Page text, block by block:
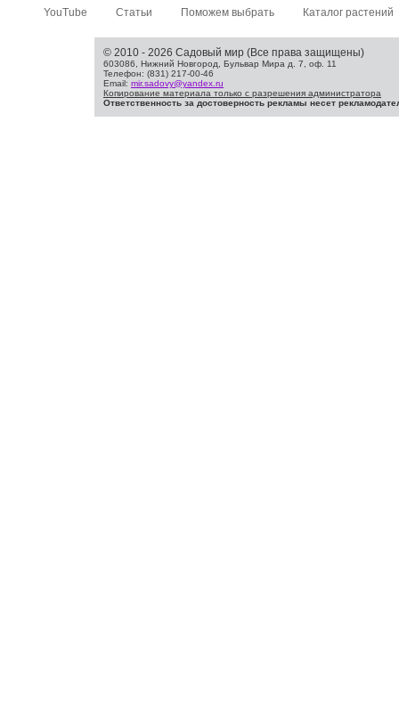
YouTube Статьи Поможем выбрать Каталог растений
© 2010 - 2026 Садовый мир (Все права защищены)
603086, Нижний Новгород, Бульвар Мира д. 7, оф. 11
Телефон: (831) 217-00-46
Email: mir.sadovy@yandex.ru
Копирование материала только с разрешения администратора
Ответственность за достоверность рекламы несет